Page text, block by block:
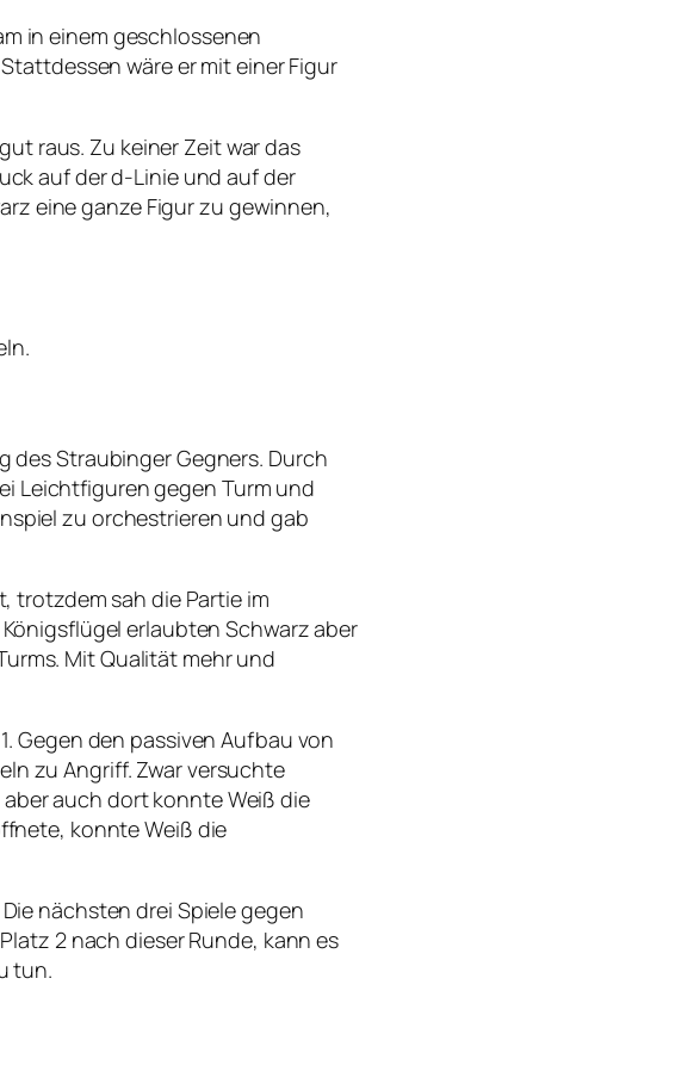
in einem geschlossenen
wäre er mit einer Figur
raus. Zu keiner Zeit war das
auf der d-Linie und auf der
eine ganze Figur zu gewinnen,
des Straubinger Gegners. Durch
Leichtfiguren gegen Turm und
zu orchestrieren und gab
trotzdem sah die Partie im
erlaubten Schwarz aber
Mit Qualität mehr und
Gegen den passiven Aufbau von
zu Angriff. Zwar versuchte
auch dort konnte Weiß die
konnte Weiß die
nächsten drei Spiele gegen
2 nach dieser Runde, kann es
tun.